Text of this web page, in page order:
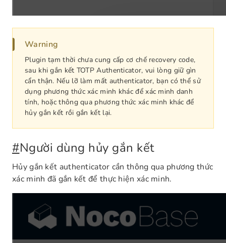
Warning
Plugin tạm thời chưa cung cấp cơ chế recovery code,
sau khi gắn kết TOTP Authenticator, vui lòng giữ gìn
cẩn thận. Nếu lỡ làm mất authenticator, bạn có thể sử
dụng phương thức xác minh khác để xác minh danh
tính, hoặc thông qua phương thức xác minh khác để
hủy gắn kết rồi gắn kết lại.
#Người dùng hủy gắn kết
Hủy gắn kết authenticator cần thông qua phương thức
xác minh đã gắn kết để thực hiện xác minh.